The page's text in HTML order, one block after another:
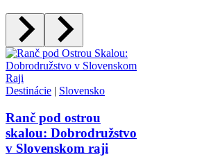
Destinácie | Slovensko
Ranč pod ostrou
skalou: Dobrodružstvo
v Slovenskom raji